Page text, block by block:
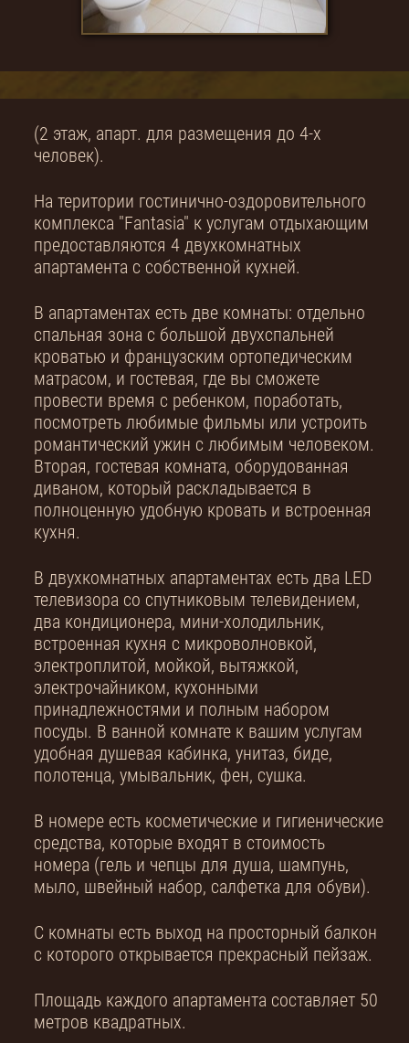
(2 этаж, апарт. для размещения до 4-х
человек).
На територии гостинично-оздоровительного
комплекса "Fantasia" к услугам отдыхающим
предоставляются 4 двухкомнатных
апартамента с собственной кухней.
В апартаментах есть две комнаты: отдельно
спальная зона с большой двухспальней
кроватью и французским ортопедическим
матрасом, и гостевая, где вы сможете
провести время с ребенком, поработать,
посмотреть любимые фильмы или устроить
романтический ужин с любимым человеком.
Вторая, гостевая комната, оборудованная
диваном, который раскладывается в
полноценную удобную кровать и встроенная
кухня.
В двухкомнатных апартаментах есть два LED
телевизора со спутниковым телевидением,
два кондиционера, мини-холодильник,
встроенная кухня с микроволновкой,
электроплитой, мойкой, вытяжкой,
электрочайником, кухонными
принадлежностями и полным набором
посуды. В ванной комнате к вашим услугам
удобная душевая кабинка, унитаз, биде,
полотенца, умывальник, фен, сушка.
В номере есть косметические и гигиенические
средства, которые входят в стоимость
номера (гель и чепцы для душа, шампунь,
мыло, швейный набор, салфетка для обуви).
С комнаты есть выход на просторный балкон
с которого открывается прекрасный пейзаж.
Площадь каждого апартамента составляет 50
метров квадратных.